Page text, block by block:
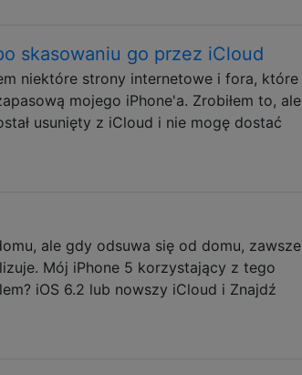
skasowaniu go przez iCloud
niektóre strony internetowe i fora, które
mojego iPhone'a. Zrobiłem to, ale
usunięty z iCloud i nie mogę dostać
ale gdy odsuwa się od domu, zawsze
Mój iPhone 5 korzystający z tego
iOS 6.2 lub nowszy iCloud i Znajdź